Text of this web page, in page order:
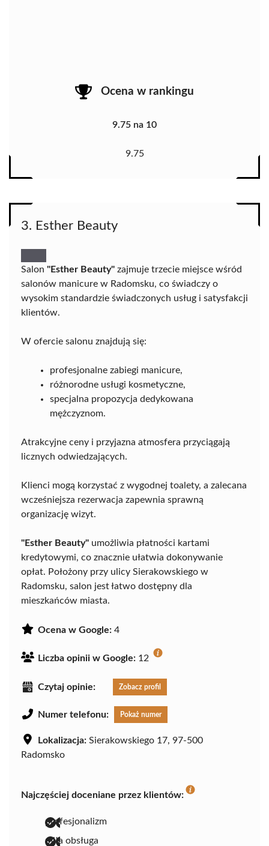
Ocena w rankingu
9.75 na 10
9.75
3. Esther Beauty
Salon "Esther Beauty" zajmuje trzecie miejsce wśród
salonów manicure w Radomsku, co świadczy o
wysokim standardzie świadczonych usług i satysfakcji
klientów.
W ofercie salonu znajdują się:
profesjonalne zabiegi manicure,
różnorodne usługi kosmetyczne,
specjalna propozycja dedykowana
mężczyznom.
Atrakcyjne ceny i przyjazna atmosfera przyciągają
licznych odwiedzających.
Klienci mogą korzystać z wygodnej toalety, a zalecana
wcześniejsza rezerwacja zapewnia sprawną
organizację wizyt.
"Esther Beauty" umożliwia płatności kartami
kredytowymi, co znacznie ułatwia dokonywanie
opłat. Położony przy ulicy Sierakowskiego w
Radomsku, salon jest łatwo dostępny dla
mieszkańców miasta.
Ocena w Google: 4
Liczba opinii w Google: 12
Czytaj opinie: Zobacz profil
Numer telefonu: Pokaż numer
Lokalizacja: Sierakowskiego 17, 97-500
Radomsko
Najczęściej doceniane przez klientów:
profesjonalizm
miła obsługa